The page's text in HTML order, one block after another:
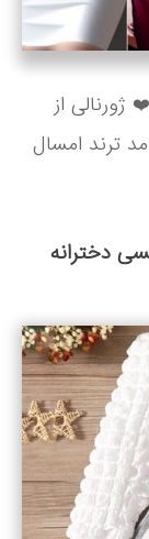
ژورنالی از
ترند امسال
دخترانه